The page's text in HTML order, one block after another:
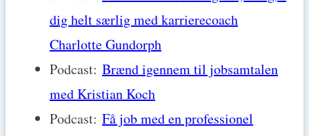
dig helt særlig med karrierecoach
Charlotte Gundorph
Podcast: Brænd igennem til jobsamtalen
med Kristian Koch
Podcast: Få job med en professionel